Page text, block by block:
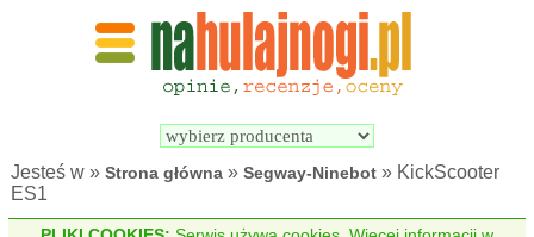
Wyszukiwarka
elektrycznych
Jesteś w »Strona główna »Segway-Ninebot » KickScooter
ES1